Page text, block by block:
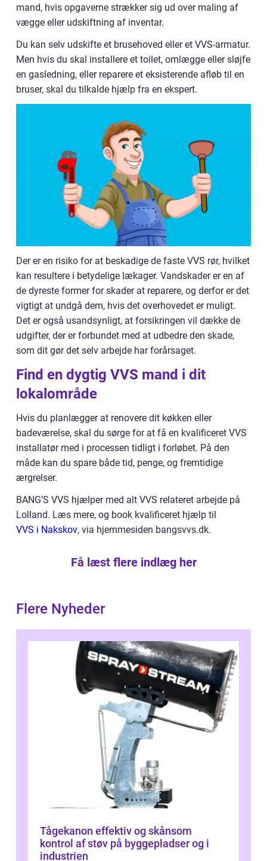
mand, hvis opgaverne strækker sig ud over maling af
vægge eller udskiftning af inventar.
Du kan selv udskifte et brusehoved eller et VVS-armatur.
Men hvis du skal installere et toilet, omlægge eller sløjfe
en gasledning, eller reparere et eksisterende afløb til en
bruser, skal du tilkalde hjælp fra en ekspert.
Der er en risiko for at beskadige de faste VVS rør, hvilket
kan resultere i betydelige lækager. Vandskader er en af
de dyreste former for skader at reparere, og derfor er det
vigtigt at undgå dem, hvis det overhovedet er muligt.
Det er også usandsynligt, at forsikringen vil dække de
udgifter, der er forbundet med at udbedre den skade,
som dit gør det selv arbejde har forårsaget.
Find en dygtig VVS mand i dit
lokalområde
Hvis du planlægger at renovere dit køkken eller
badeværelse, skal du sørge for at få en kvalificeret VVS
installatør med i processen tidligt i forløbet. På den
måde kan du spare både tid, penge, og fremtidige
ærgrelser.
BANG’S VVS hjælper med alt VVS relateret arbejde på
Lolland. Læs mere, og book kvalificeret hjælp til
VVS i Nakskov, via hjemmesiden bangsvvs.dk.
Få læst flere indlæg her
Flere Nyheder
Tågekanon effektiv og skånsom
kontrol af støv på byggepladser og i
industrien